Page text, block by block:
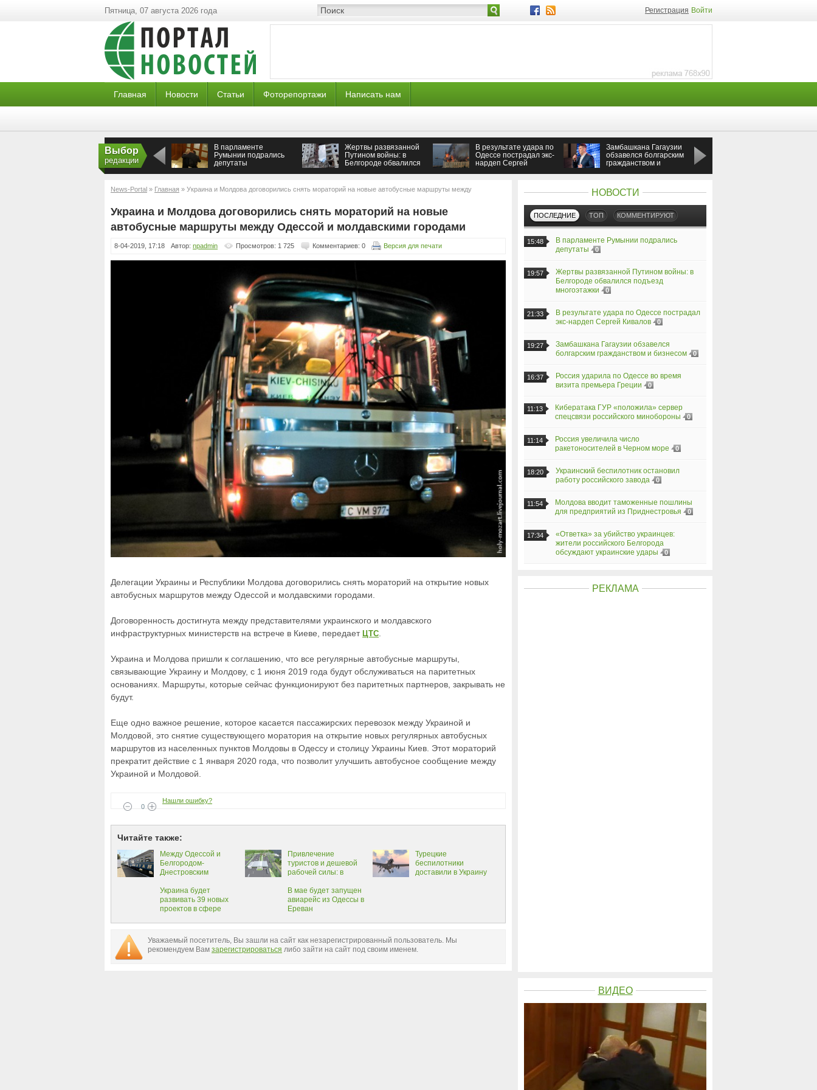
Пятница, 07 августа 2026 года Регистрация Войти
Главная Новости Статьи Фоторепортажи Написать нам
Выбор
редакции
В парламенте
Румынии подрались
депутаты
Жертвы развязанной
Путином войны: в
Белгороде обвалился
В результате удара по
Одессе пострадал экс-
нардеп Сергей
Замбашкана Гагаузии
обзавелся болгарским
гражданством и
News-Portal » Главная » Украина и Молдова договорились снять мораторий на новые автобусные маршруты между
Одессой и молдавскими городами
Украина и Молдова договорились снять мораторий на новые
автобусные маршруты между Одессой и молдавскими городами
8-04-2019, 17:18 Автор: npadmin Просмотров: 1 725 Комментариев: 0 Версия для печати
Делегации Украины и Республики Молдова договорились снять мораторий на открытие новых
автобусных маршрутов между Одессой и молдавскими городами.
Договоренность достигнута между представителями украинского и молдавского
инфраструктурных министерств на встрече в Киеве, передает ЦТС
Украина и Молдова пришли к соглашению, что все регулярные автобусные маршруты,
связывающие Украину и Молдову, с 1 июня 2019 года будут обслуживаться на паритетных
основаниях. Маршруты, которые сейчас функционируют без паритетных партнеров, закрывать не
будут.
Еще одно важное решение, которое касается пассажирских перевозок между Украиной и
Молдовой, это снятие существующего моратория на открытие новых регулярных автобусных
маршрутов из населенных пунктов Молдовы в Одессу и столицу Украины Киев. Этот мораторий
прекратит действие с 1 января 2020 года, что позволит улучшить автобусное сообщение между
Украиной и Молдовой.
0
Нашли ошибку?
Читайте также:
Между Одессой и
Белгородом-
Днестровским
дополнительный
пригородный поезд
Привлечение
туристов и дешевой
рабочей силы: в
преимущества
открытия паромной
переправы «Орловка
Турецкие
беспилотники
доставили в Украину
Украина будет
развивать 39 новых
проектов в сфере
В мае будет запущен
авиарейс из Одессы в
Ереван
Уважаемый посетитель, Вы зашли на сайт как незарегистрированный пользователь. Мы
рекомендуем Вам зарегистрироваться либо зайти на сайт под своим именем.
НОВОСТИ
ПОСЛЕДНИЕ ТОП КОММЕНТИРУЮТ
15:48
В парламенте Румынии подрались
депутаты
0
19:57
Жертвы развязанной Путином войны: в
Белгороде обвалился подъезд
многоэтажки
0
21:33
В результате удара по Одессе пострадал
экс-нардеп Сергей Кивалов
0
19:27
Замбашкана Гагаузии обзавелся
болгарским гражданством и бизнесом
0
16:37
Россия ударила по Одессе во время
визита премьера Греции
0
11:13
Кибератака ГУР «положила» сервер
спецсвязи российского минобороны
0
11:14
Россия увеличила число
ракетоносителей в Черном море
0
18:20
Украинский беспилотник остановил
работу российского завода
0
11:54
Молдова вводит таможенные пошлины
для предприятий из Приднестровья
0
17:34
«Ответка» за убийство украинцев:
жители российского Белгорода
обсуждают украинские удары
0
РЕКЛАМА
ВИДЕО